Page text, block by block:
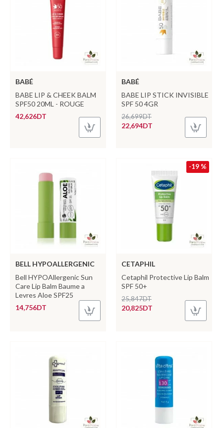
BABÉ
BABE LIP & CHEEK BALM
SPF50 20ML - ROUGE
42,626DT
BABÉ
BABE LIP STICK INVISIBLE
SPF 50 4GR
22,694DT
26,699DT
BELL HYPOALLERGENIC
Bell HYPOAllergenic Sun
Care Lip Balm Baume a
Levres Aloe SPF25
14,756DT
-19 %
CETAPHIL
Cetaphil Protective Lip Balm
SPF 50+
20,825DT
25,847DT